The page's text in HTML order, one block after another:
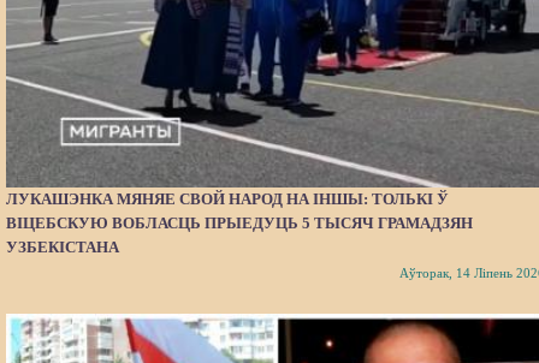
ЛУКАШЭНКА МЯНЯЕ СВОЙ НАРОД НА ІНШЫ: ТОЛЬКІ Ў
ВІЦЕБСКУЮ ВОБЛАСЦЬ ПРЫЕДУЦЬ 5 ТЫСЯЧ ГРАМАДЗЯН
УЗБЕКІСТАНА
Аўторак, 14 Ліпень